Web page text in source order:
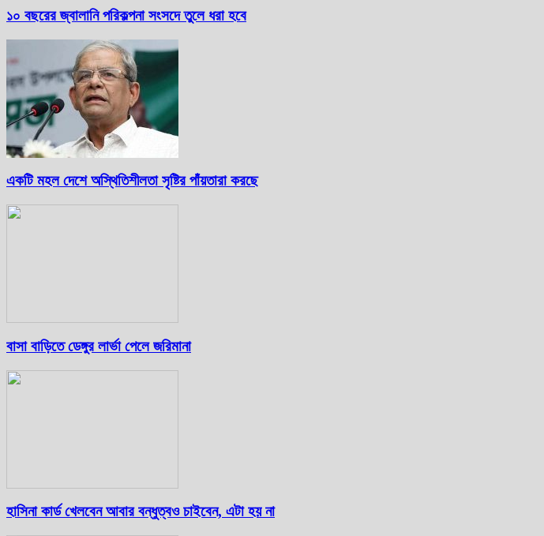
১০ বছরের জ্বালানি পরিকল্পনা সংসদে তুলে ধরা হবে
একটি মহল দেশে অস্থিতিশীলতা সৃষ্টির পাঁয়তারা করছে
বাসা বাড়িতে ডেঙ্গুর লার্ভা পেলে জরিমানা
হাসিনা কার্ড খেলবেন আবার বন্ধুত্বও চাইবেন, এটা হয় না